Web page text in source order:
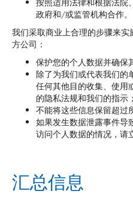
按照适用法律和根据法院
政府和/或监管机构合作。
我们采取商业上合理的步骤来
方公司：
保护您的个人数据并确保
除了为我们或代表我们的
任何其他目的收集、使用
的隐私法规和我们的指示；
不能将这些信息保留超过
如果发生数据泄露事件导
访问个人数据的情况，请
汇总信息